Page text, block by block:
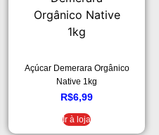
Açúcar Demerara Orgânico
Native 1kg
R$6,99
Ir à loja